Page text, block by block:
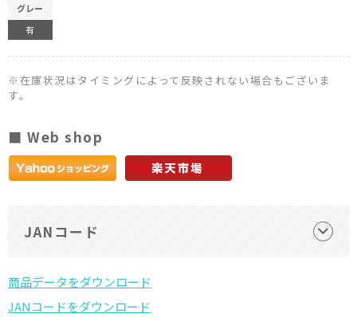
グレー
有
※在庫状況はタイミングによって反映されない場合もございま
す。
■ Web shop
JANコード